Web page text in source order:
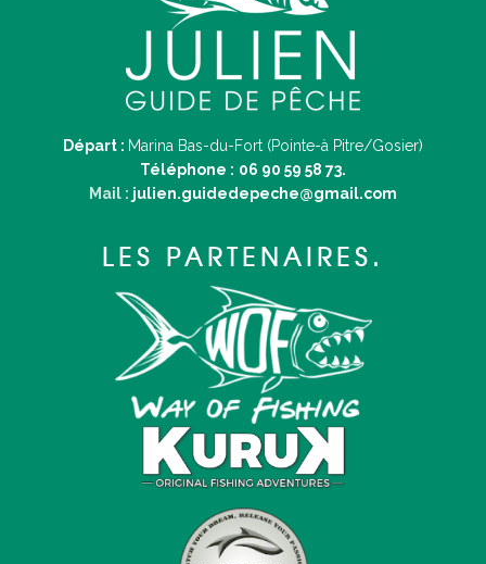
Départ : Marina Bas-du-Fort (Pointe-à Pitre/Gosier)
Téléphone : 06 90 59 58 73.
Mail : julien.guidedepeche@gmail.com
LES PARTENAIRES.